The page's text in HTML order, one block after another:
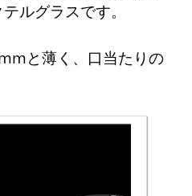
ルグラスです。
と薄く、口当たりの